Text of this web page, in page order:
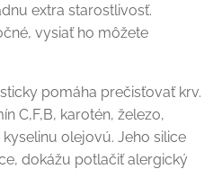
extra starostlivosť.
vysiať ho môžete
pomáha prečisťovať krv.
C,F,B, karotén, železo,
olejovú. Jeho silice
dokážu potlačiť alergický